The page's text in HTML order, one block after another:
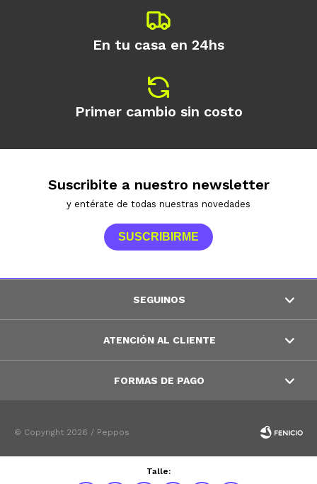
Talle:
En tu casa en 24hs
Primer cambio sin costo
Suscribite a nuestro newsletter
y entérate de todas nuestras novedades
SUSCRIBIRME
SEGUINOS
ATENCIÓN AL CLIENTE
FORMAS DE PAGO
© Copyright 2026 / Peppos